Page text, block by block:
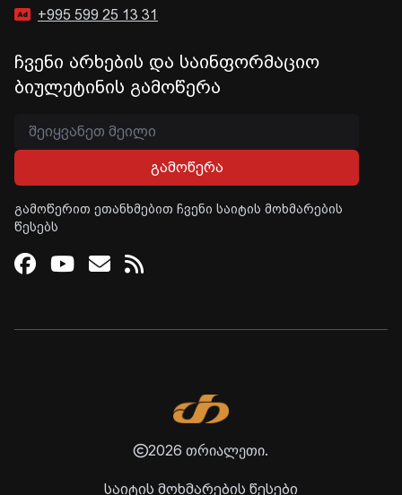
+995 599 25 13 31
ჩვენი არხების და საინფორმაციო
ბიულეტინის გამოწერა
გამოწერა
გამოწერით ეთანხმებით ჩვენი საიტის მოხმარების
წესებს
Facebook
Youtube
Email
RSS
2026 თრიალეთი.
საიტის მოხმარების წესები